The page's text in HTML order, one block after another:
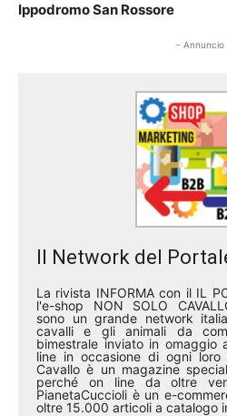
Ippodromo San Rossore
- Annuncio
Il Network del
La rivista INFORMA con il IL
l'e-shop NON SOLO
sono un grande network
cavalli e gli animali da
bimestrale inviato in omaggio
line in occasione di ogni
Cavallo è un magazine
perché on line da oltre
PianetaCuccioli è un e-
oltre 15.000 articoli a catalogo